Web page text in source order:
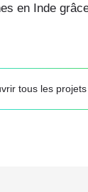
tous les projets
en Inde